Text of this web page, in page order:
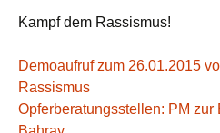
Kampf dem Rassismus!
Demoaufruf zum 26.01.2015
Rassismus
Opferberatungsstellen: PM zur